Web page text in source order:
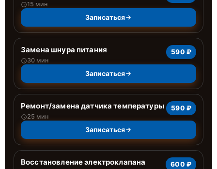
15 мин
Записаться
Замена шнура питания
30 мин
590 ₽
Записаться
Ремонт/замена датчика температуры
25 мин
590 ₽
Записаться
Восстановление электроклапана 600 ₽